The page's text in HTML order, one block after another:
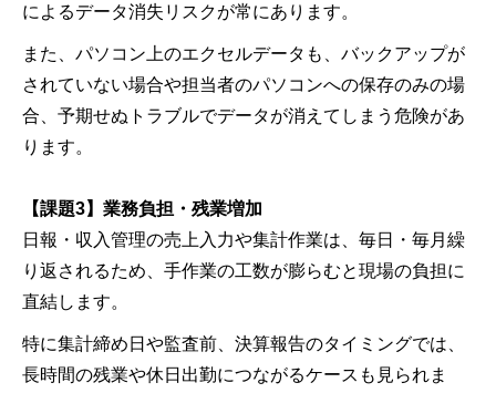
によるデータ消失リスクが常にあります。
また、パソコン上のエクセルデータも、バックアップが
されていない場合や担当者のパソコンへの保存のみの場
合、予期せぬトラブルでデータが消えてしまう危険があ
ります。
【課題3】業務負担・残業増加
日報・収入管理の売上入力や集計作業は、毎日・毎月繰
り返されるため、手作業の工数が膨らむと現場の負担に
直結します。
特に集計締め日や監査前、決算報告のタイミングでは、
長時間の残業や休日出勤につながるケースも見られま